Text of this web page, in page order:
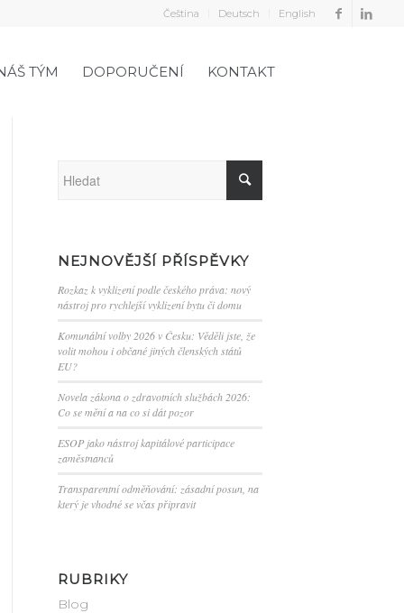
Čeština Deutsch English
TÝM DOPORUČENÍ KONTAKT
NEJNOVĚJŠÍ PŘÍSPĚVKY
Rozkaz k vyklizení podle českého práva: nový
nástroj pro rychlejší vyklizení bytu či domu
Komunální volby 2026 v Česku: Věděli jste, že
volit mohou i občané jiných členských států
EU?
Novela zákona o zdravotních službách 2026:
Co se mění a na co si dát pozor
ESOP jako nástroj kapitálové participace
zaměstnanců
Transparentní odměňování: zásadní posun, na
který je vhodné se včas připravit
RUBRIKY
Blog